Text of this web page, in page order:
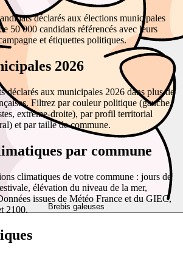
Brebis galeuses
déclarés aux élections municipales
50 000 candidats référencés avec leurs
et étiquettes politiques.
2026
déclarés aux municipales 2026 dans plus de
Filtrez par couleur politique (gauche,
extrême-droite), par profil territorial
et par taille de commune.
par commune
climatiques de votre commune : jours de
élévation du niveau de la mer,
issues de Météo France et du GIEC,
2100.